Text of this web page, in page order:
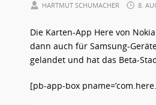
HARTMUT SCHUMACHER 8.
Die Karten-App Here von
dann auch für Samsung-
gelandet und hat das Beta-
[pb-app-box